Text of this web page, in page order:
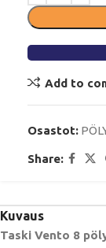
Add to
Osastot:
Share:
Kuvaus
Taski Vento 8